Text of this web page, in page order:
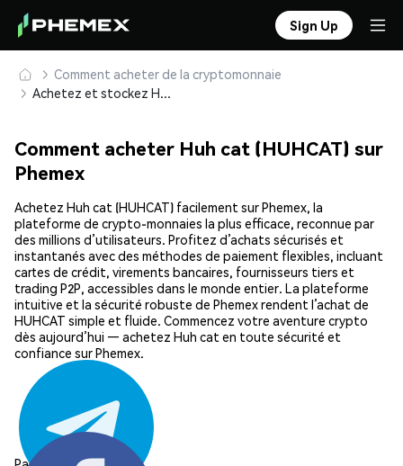
Sign Up
Comment acheter de la cryptomonnaie
Achetez et stockez Huh cat (HUHCAT) en toute sécurité
Comment acheter Huh cat (HUHCAT) sur
Phemex
Achetez Huh cat (HUHCAT) facilement sur Phemex, la
plateforme de crypto-monnaies la plus efficace, reconnue par
des millions d’utilisateurs. Profitez d’achats sécurisés et
instantanés avec des méthodes de paiement flexibles, incluant
cartes de crédit, virements bancaires, fournisseurs tiers et
trading P2P, accessibles dans le monde entier. La plateforme
intuitive et la sécurité robuste de Phemex rendent l’achat de
HUHCAT simple et fluide. Commencez votre aventure crypto
dès aujourd’hui — achetez Huh cat en toute sécurité et
confiance sur Phemex.